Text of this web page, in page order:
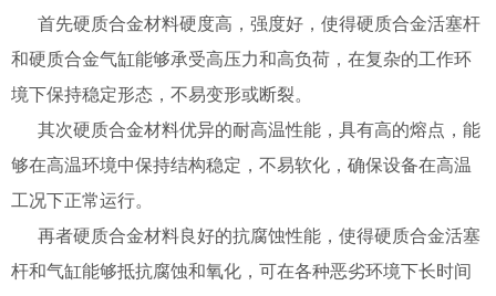
首先硬质合金材料硬度高，强度好，使得硬质合金活塞杆
和硬质合金气缸能够承受高压力和高负荷，在复杂的工作环
境下保持稳定形态，不易变形或断裂。
其次硬质合金材料优异的耐高温性能，具有高的熔点，能
够在高温环境中保持结构稳定，不易软化，确保设备在高温
工况下正常运行。
再者硬质合金材料良好的抗腐蚀性能，使得硬质合金活塞
杆和气缸能够抵抗腐蚀和氧化，可在各种恶劣环境下长时间